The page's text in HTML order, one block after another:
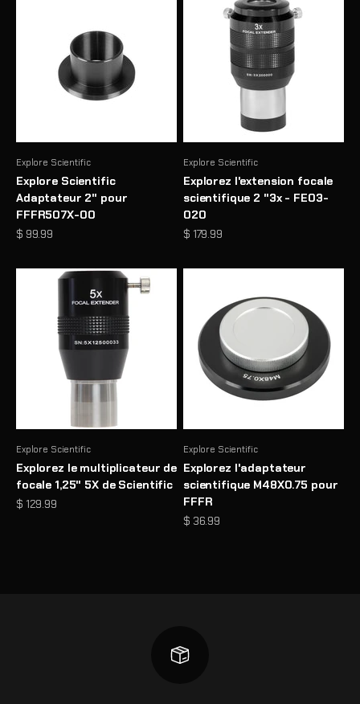
Explore Scientific
Explore Scientific
Adaptateur 2" pour
FFFR507X-00
Prix de vente
$ 99.99
Explore Scientific
Explorez l'extension focale
scientifique 2 "3x - FE03-
020
Prix de vente
$ 179.99
Explore Scientific
Explorez le multiplicateur de
focale 1,25" 5X de Scientific
Prix de vente
$ 129.99
Explore Scientific
Explorez l'adaptateur
scientifique M48X0.75 pour
FFFR
Prix de vente
$ 36.99